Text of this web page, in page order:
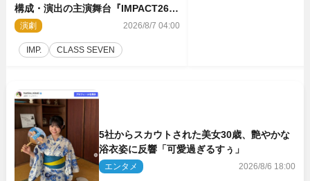
構成・演出の主演舞台『IMPACT26』
上演決定
演劇 2026/8/7 04:00
IMP. CLASS SEVEN
5社からスカウトされた美女30歳、艶やかな
浴衣姿に反響「可愛過ぎるすぅ」
エンタメ 2026/8/6 18:00